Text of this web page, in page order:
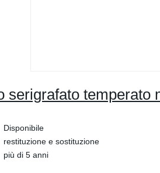
serigrafato temperato
Disponibile
restituzione e sostituzione
più di 5 anni